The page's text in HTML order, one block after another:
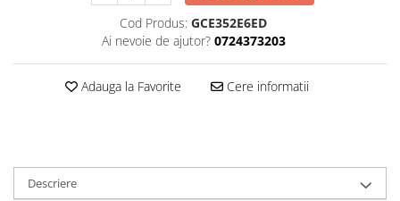
Cod Produs: GCE352E6ED
Ai nevoie de ajutor? 0724373203
Adauga la Favorite Cere informatii
Descriere